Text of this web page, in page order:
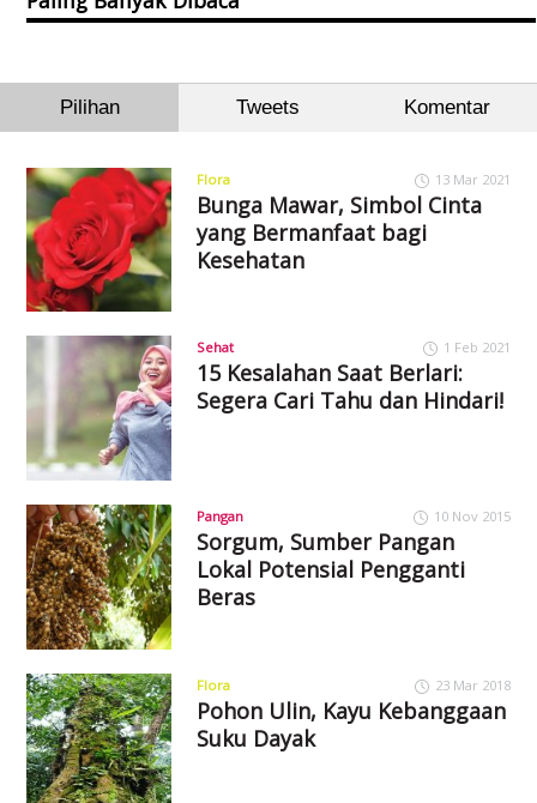
Pilihan Tweets Komentar
Flora 13 Mar 2021
Bunga Mawar, Simbol Cinta
yang Bermanfaat bagi
Kesehatan
Sehat 1 Feb 2021
15 Kesalahan Saat Berlari:
Segera Cari Tahu dan Hindari!
Pangan 10 Nov 2015
Sorgum, Sumber Pangan
Lokal Potensial Pengganti
Beras
Flora 23 Mar 2018
Pohon Ulin, Kayu Kebanggaan
Suku Dayak